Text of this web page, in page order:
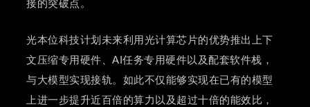
接的突破点。
光本位科技计划未来利用光计算芯片的优势推出上下
文压缩专用硬件、AI任务专用硬件以及配套软件栈，
与大模型实现接轨。如此不仅能够实现在已有的模型
上进一步提升近百倍的算力以及超过十倍的能效比，